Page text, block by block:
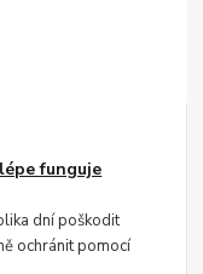
funguje
dní poškodit
ochránit pomocí